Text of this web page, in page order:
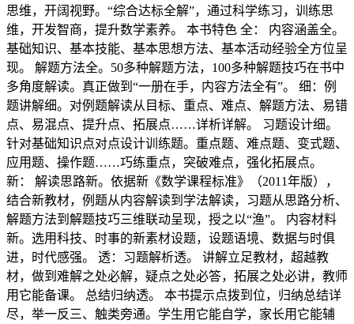
思维，开阔视野。“综合达标全解”，通过科学练习，训练思
维，开发智商，提升数学素养。 本书特色 全： 内容涵盖全。
基础知识、基本技能、基本思想方法、基本活动经验全方位呈
现。 解题方法全。50多种解题方法，100多种解题技巧在书中
多角度解读。真正做到“一册在手，内容方法全有”。 细：例
题讲解细。对例题解读从目标、重点、难点、解题方法、易错
点、易混点、提升点、拓展点……详析详解。 习题设计细。
针对基础知识点对点设计训练题。重点题、难点题、变式题、
应用题、操作题……巧练重点，突破难点，强化拓展点。
新： 解读思路新。依据新《数学课程标准》（2011年版），
结合新教材，例题从内容解读到学法解读，习题从思路分析、
解题方法到解题技巧三维联动呈现，授之以“渔”。 内容材料
新。选用科技、时事的新素材设题，设题语境、数据与时俱
进，时代感强。 透：习题解析透。 讲解立足教材，超越教
材，做到难解之处必解，疑点之处必答，拓展之处必讲，教师
用它能备课。 总结归纳透。 本书提示点拨到位，归纳总结详
尽，举一反三、触类旁通。学生用它能自学，家长用它能辅